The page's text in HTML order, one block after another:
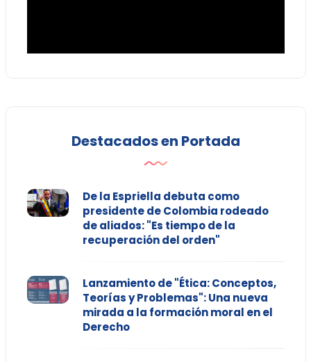
Destacados en Portada
De la Espriella debuta como
presidente de Colombia rodeado
de aliados: "Es tiempo de la
recuperación del orden"
Lanzamiento de "Ética: Conceptos,
Teorías y Problemas": Una nueva
mirada a la formación moral en el
Derecho